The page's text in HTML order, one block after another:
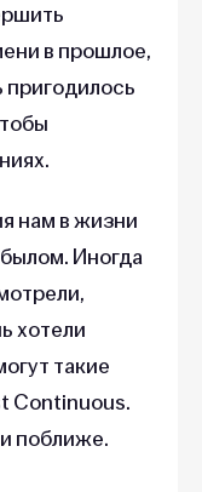
в прошлое,
нам в жизни
Иногда
хотели
такие
Continuous.
поближе.